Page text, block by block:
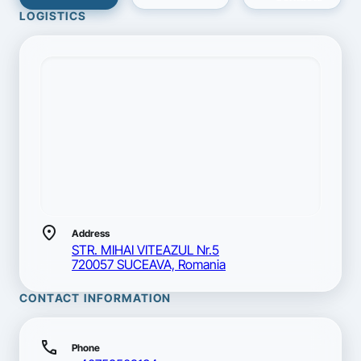
LOGISTICS
location_on Address
STR. MIHAI VITEAZUL Nr.5
720057 SUCEAVA, Romania
CONTACT INFORMATION
call Phone